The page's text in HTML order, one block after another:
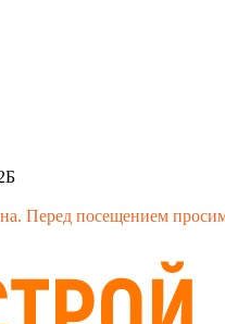
Перед посещением просим